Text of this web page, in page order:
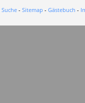
Suche - Sitemap - Gästebuch -